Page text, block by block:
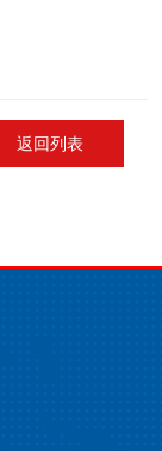
返回列表